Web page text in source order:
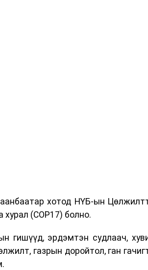
хотод НҮБ-ын
(COP17) болно.
гишүүд, эрдэмтэн судлаач,
газрын доройтол, ган